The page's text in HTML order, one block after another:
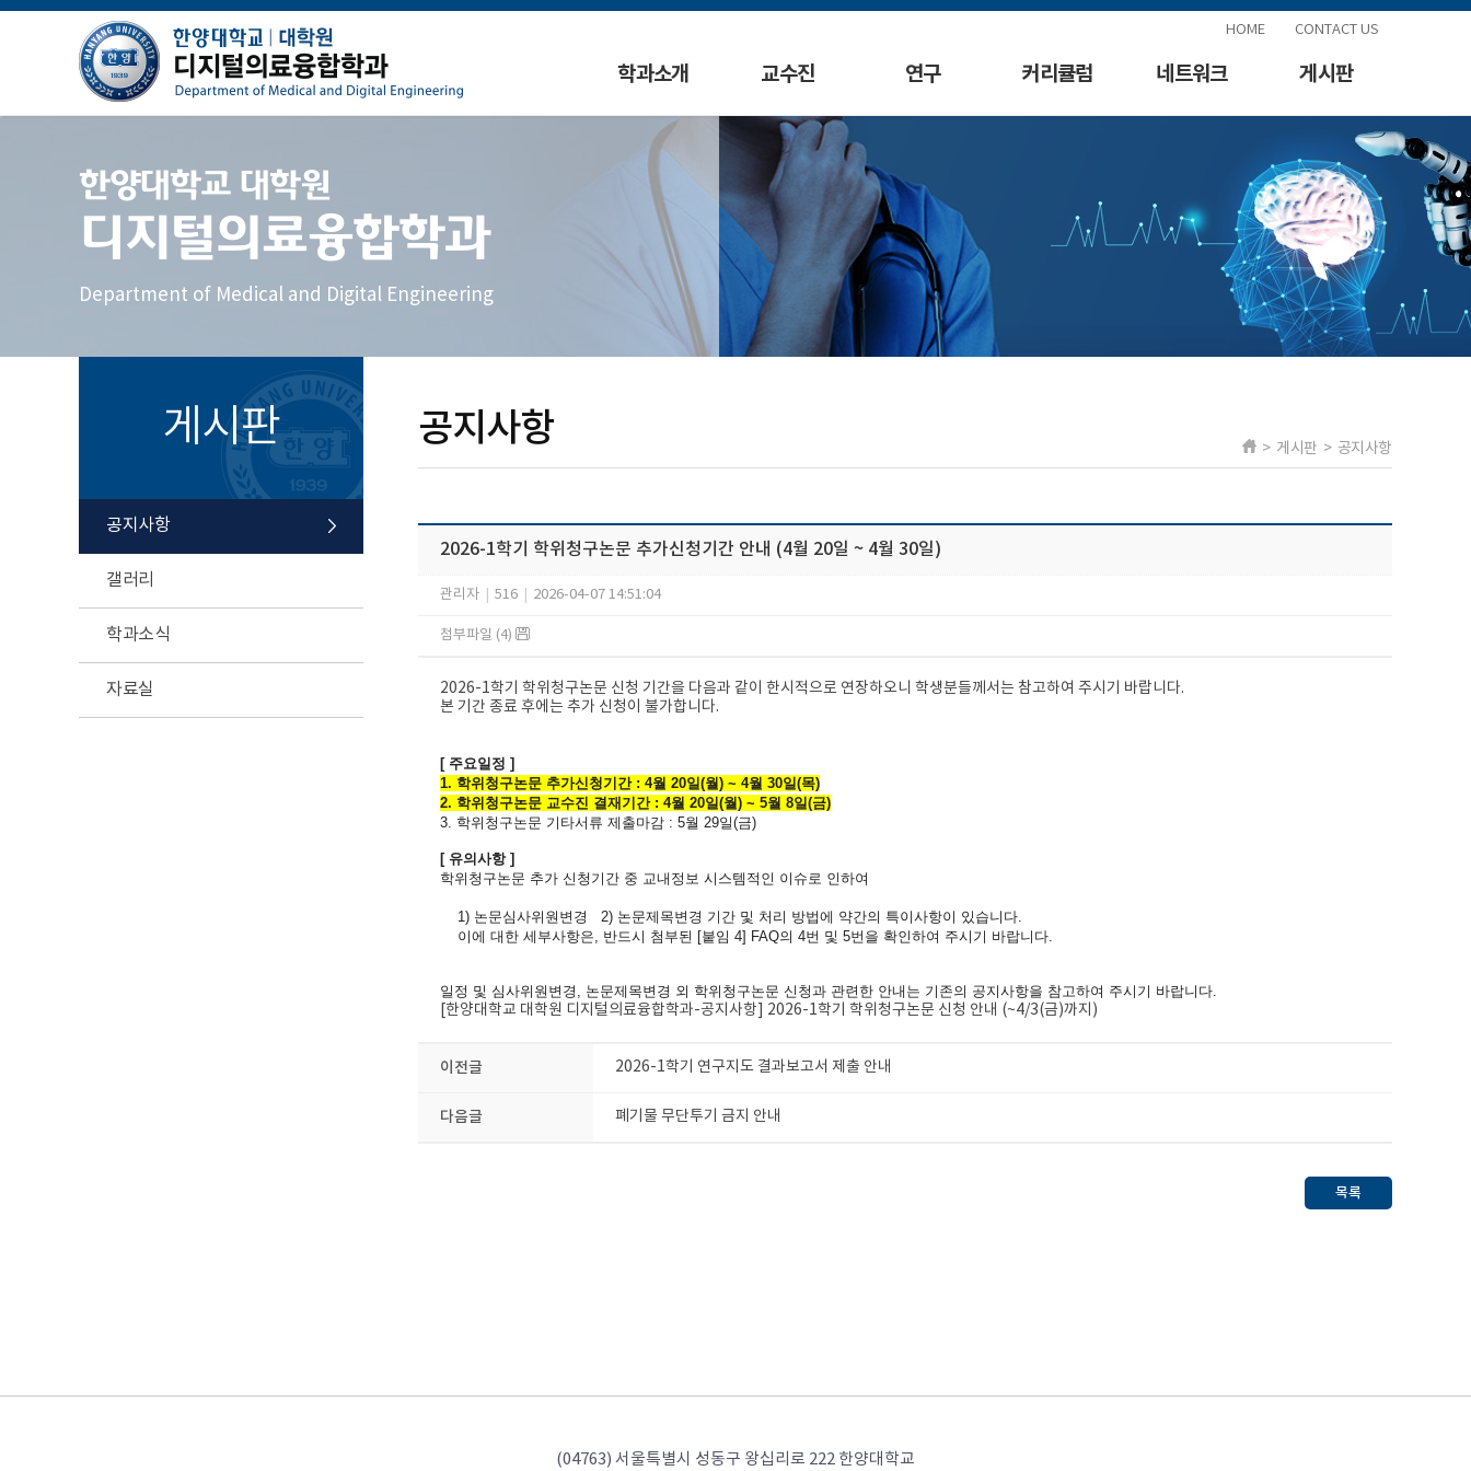
HOME CONTACT US
학과소개 교수진 연구 커리큘럼 네트워크 게시판
한양대학교 대학원
디지털의료융합학과
Department of Medical and Digital Engineering
게시판
공지사항
갤러리
학과소식
자료실
공지사항 > 게시판 > 공지사항
2026-1학기 학위청구논문 추가신청기간 안내 (4월 20일 ~ 4월 30일)
관리자 516 2026-04-07 14:51:04
첨부파일 (4)
2026-1학기 학위청구논문 신청 기간을 다음과 같이 한시적으로 연장하오니 학생분들께서는 참고하여 주시기 바랍니다.
본 기간 종료 후에는 추가 신청이 불가합니다.
[ 주요일정 ]
1. 학위청구논문 추가신청기간 : 4월 20일(월) ~ 4월 30일(목)
2. 학위청구논문 교수진 결재기간 : 4월 20일(월) ~ 5월 8일(금)
3. 학위청구논문 기타서류 제출마감 : 5월 29일(금)
[ 유의사항 ]
학위청구논문 추가 신청기간 중 교내정보 시스템적인 이슈로 인하여
1) 논문심사위원변경 2) 논문제목변경 기간 및 처리 방법에 약간의 특이사항이 있습니다.
이에 대한 세부사항은, 반드시 첨부된 [붙임 4] FAQ의 4번 및 5번을 확인하여 주시기 바랍니다.
일정 및 심사위원변경, 논문제목변경 외 학위청구논문 신청과 관련한 안내는 기존의 공지사항을 참고하여 주시기 바랍니다.
[한양대학교 대학원 디지털의료융합학과-공지사항] 2026-1학기 학위청구논문 신청 안내 (~4/3(금)까지)
이전글 2026-1학기 연구지도 결과보고서 제출 안내
다음글 폐기물 무단투기 금지 안내
목록
(04763) 서울특별시 성동구 왕십리로 222 한양대학교